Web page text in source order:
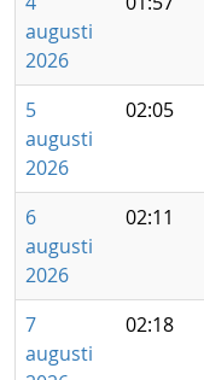
augusti
2026
5
augusti
2026
02:05
6
augusti
2026
02:11
7
augusti
02:18